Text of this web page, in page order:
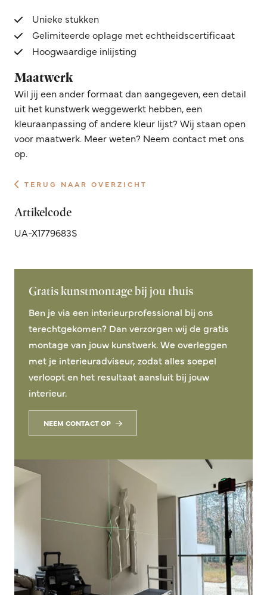
Unieke stukken
Gelimiteerde oplage met echtheidscertificaat
Hoogwaardige inlijsting
Maatwerk
Wil jij een ander formaat dan aangegeven, een detail
uit het kunstwerk weggewerkt hebben, een
kleuraanpassing of andere kleur lijst? Wij staan open
voor maatwerk. Meer weten? Neem contact met ons
op.
TERUG NAAR OVERZICHT
Artikelcode
UA-X1779683S
Gratis kunstmontage bij jou thuis
Ben je via een interieurprofessional bij ons
terechtgekomen? Dan verzorgen wij de gratis
montage van jouw kunstwerk. We overleggen
met je interieuradviseur, zodat alles soepel
verloopt en het resultaat aansluit bij jouw
interieur.
NEEM CONTACT OP